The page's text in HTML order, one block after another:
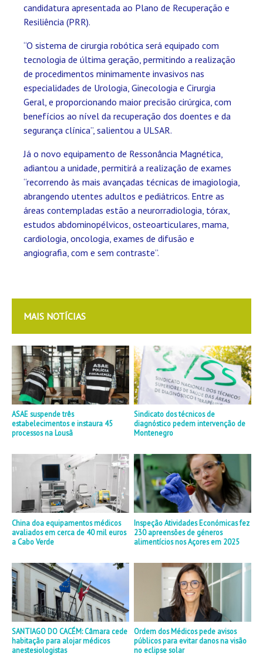
candidatura apresentada ao Plano de Recuperação e
Resiliência (PRR).
“O sistema de cirurgia robótica será equipado com
tecnologia de última geração, permitindo a realização
de procedimentos minimamente invasivos nas
especialidades de Urologia, Ginecologia e Cirurgia
Geral, e proporcionando maior precisão cirúrgica, com
benefícios ao nível da recuperação dos doentes e da
segurança clínica”, salientou a ULSAR.
Já o novo equipamento de Ressonância Magnética,
adiantou a unidade, permitirá a realização de exames
“recorrendo às mais avançadas técnicas de imagiologia,
abrangendo utentes adultos e pediátricos. Entre as
áreas contempladas estão a neurorradiologia, tórax,
estudos abdominopélvicos, osteoarticulares, mama,
cardiologia, oncologia, exames de difusão e
angiografia, com e sem contraste”.
MAIS NOTÍCIAS
ASAE suspende três
estabelecimentos e instaura 45
processos na Lousã
Sindicato dos técnicos de
diagnóstico pedem intervenção de
Montenegro
China doa equipamentos médicos
avaliados em cerca de 40 mil euros
a Cabo Verde
Inspeção Atividades Económicas fez
230 apreensões de géneros
alimentícios nos Açores em 2025
SANTIAGO DO CACÉM: Câmara cede
habitação para alojar médicos
anestesiologistas
Ordem dos Médicos pede avisos
públicos para evitar danos na visão
no eclipse solar